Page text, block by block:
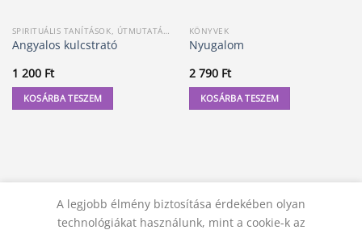
SPIRITUÁLIS TANÍTÁSOK, ÚTMUTATÁSOK
Angyalos kulcstrató
1 200 Ft
KOSÁRBA TESZEM
KÖNYVEK
Nyugalom
2 790 Ft
KOSÁRBA TESZEM
A legjobb élmény biztosítása érdekében olyan
technológiákat használunk, mint a cookie-k az